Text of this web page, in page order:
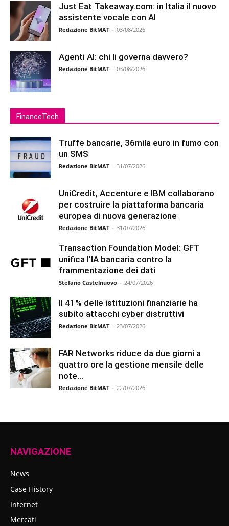
Just Eat Takeaway.com: in Italia il nuovo
assistente vocale con AI
Redazione BitMAT - 03/08/2026
Agenti AI: chi li governa davvero?
Redazione BitMAT - 03/08/2026
FinanceTech
Truffe bancarie, 36mila euro in fumo con
un SMS
Redazione BitMAT - 31/07/2026
UniCredit, Accenture e IBM collaborano
per costruire la piattaforma bancaria
europea di nuova generazione
Redazione BitMAT - 31/07/2026
Transaction Foundation Model: GFT
unifica l’IA bancaria contro la
frammentazione dei dati
Stefano Castelnuovo - 24/07/2026
Il 41% delle istituzioni finanziarie ha
subito attacchi cyber distruttivi
Redazione BitMAT - 23/07/2026
FAR Networks riduce da due giorni a
quattro ore la gestione mensile delle
note...
Redazione BitMAT - 22/07/2026
NAVIGAZIONE
News
Case History
Internet
Mercati